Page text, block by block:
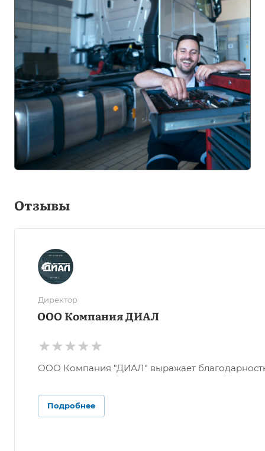
Отзывы
Директор
ООО Компания ДИАЛ
ООО Компания "ДИАЛ" выражает
Подробнее